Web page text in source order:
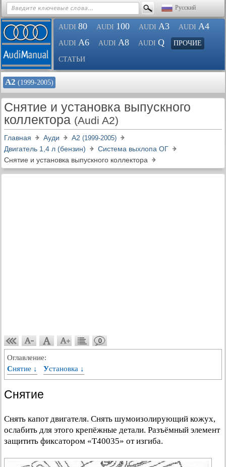
Русский
AUDI 80 AUDI 100 AUDI A3 AUDI A4
AUDI A6 AUDI A8 AUDI Q ПРОЧИЕ
СТАТЬИ
А2 (1999-2005)
Снятие и установка выпускного
коллектора (Audi A2)
Главная Ауди А2 (1999-2005)
Двигатель 1,4 л (бензин)
Система выхлопа ОГ
Снятие и установка выпускного коллектора
0
Оглавление:
Снятие ↓
Установка ↓
Снятие
Снять капот двигателя. Снять шумоизолирующий кожух,
ослабить для этого крепёжные детали. Разъёмный элемент
защитить фиксатором «Т40035» от изгиба.